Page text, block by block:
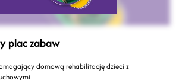
plac zabaw
domową rehabilitację dzieci z